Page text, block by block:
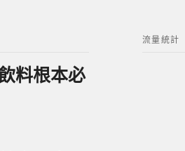
料根本必
流量統計